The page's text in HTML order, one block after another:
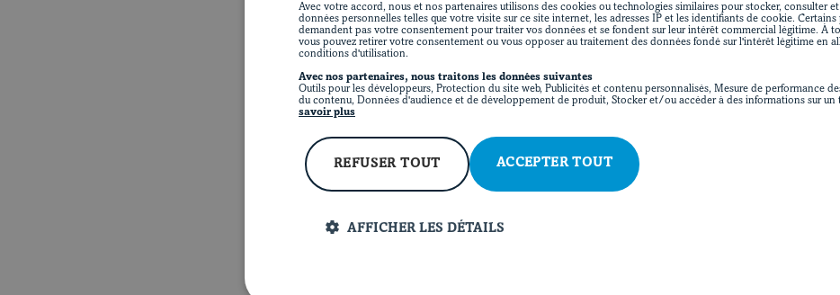
Ajouter le porto, le miel et le
élevé. Laisser réduire en remuant
goût.
VALEUR NUTRITIVE PAR
185 calories
Avec votre accord, nous et nos partenaires utilisons des cookies ou technologies similaires pour stocker, consulter
données personnelles telles que votre visite sur ce site internet, les adresses IP et les identifiants de cookie. Certains
demandent pas votre consentement pour traiter vos données et se fondent sur leur intérêt commercial légitime. À
vous pouvez retirer votre consentement ou vous opposer au traitement des données fondé sur l'intérêt légitime en
conditions d'utilisation.
Avec nos partenaires, nous traitons les données suivantes
Outils pour les développeurs, Protection du site web, Publicités et contenu personnalisés, Mesure de performance
du contenu, Données d'audience et de développement de produit, Stocker et/ou accéder à des informations sur un
savoir plus
ACCEPTER TOUT
REFUSER TOUT
AFFICHER LES DÉTAILS